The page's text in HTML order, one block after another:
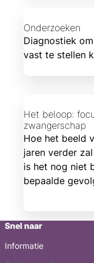
Onderzoeken
Diagnostiek
vast te stellen
Het beloop:
zwangerschap
Hoe het beeld
jaren verder
is het nog niet
bepaalde
Snel naar
Informatie